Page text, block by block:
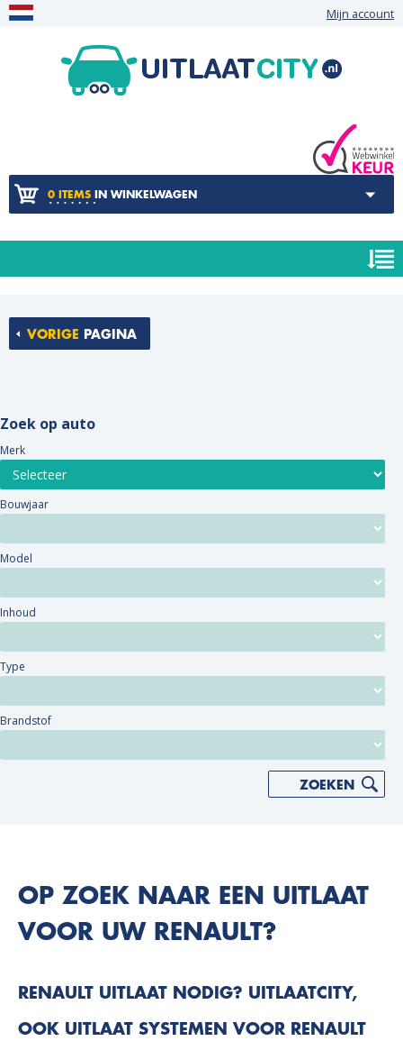
Mijn account
0 ITEMS IN WINKELWAGEN
VORIGE PAGINA
Zoek op auto
Merk
Bouwjaar
Model
Inhoud
Type
Brandstof
OP ZOEK NAAR EEN UITLAAT
VOOR UW RENAULT?
RENAULT UITLAAT NODIG? UITLAATCITY,
OOK UITLAAT SYSTEMEN VOOR RENAULT